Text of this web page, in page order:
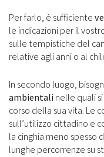
Per farlo, è sufficiente
le indicazioni per il
sulle tempistiche del
relative agli anni o al
In secondo luogo,
ambientalinelle quali
corso della sua vita. Le
sull’utilizzo cittadino e
la cinghia meno
lunghe percorrenze su